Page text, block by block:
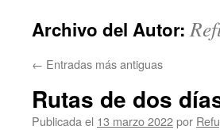
Archivo del Autor:
← Entradas más antiguas
Rutas de dos
Publicada el 13 marzo 2022por